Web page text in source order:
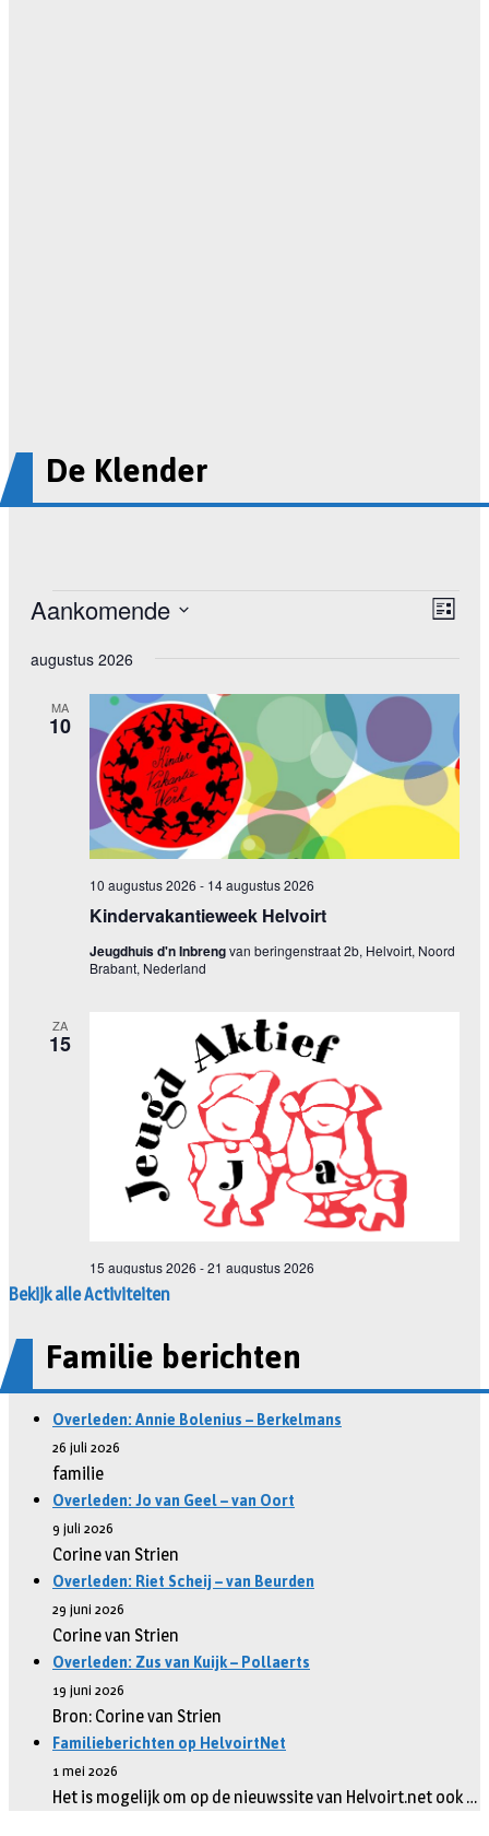
De Klender
Bekijk alle Activiteiten
Familie berichten
Overleden: Annie Bolenius – Berkelmans
26 juli 2026
familie
Overleden: Jo van Geel – van Oort
9 juli 2026
Corine van Strien
Overleden: Riet Scheij – van Beurden
29 juni 2026
Corine van Strien
Overleden: Zus van Kuijk – Pollaerts
19 juni 2026
Bron: Corine van Strien
Familieberichten op HelvoirtNet
1 mei 2026
Het is mogelijk om op de nieuwssite van Helvoirt.net ook …